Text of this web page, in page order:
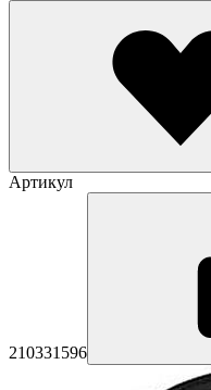
Артикул
210331596